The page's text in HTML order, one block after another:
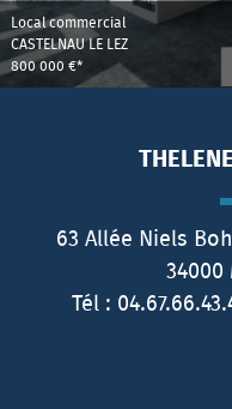
Local commercial
CASTELNAU LE LEZ
800 000 €*
63 Allée Niels
34000
Tél :